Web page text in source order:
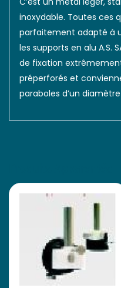
inoxydable. Toutes ces
parfaitement adapté à
les supports en alu A.S.
de fixation
préperforés et
paraboles d’un